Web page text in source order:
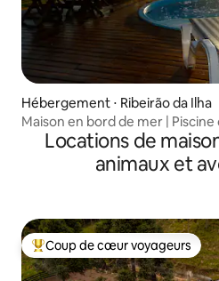
Hébergement ⋅ Ribeirão da Ilha
Maison en bord de mer |
Locations de
animaux et
Coups de cœur voyageurs les
Coup de cœur voyageurs